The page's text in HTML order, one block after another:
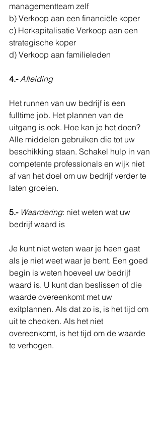
managementteam zelf
b) Verkoop aan een financiële koper
c) Herkapitalisatie Verkoop aan een
strategische koper
d) Verkoop aan familieleden
4.- Afleiding
Het runnen van uw bedrijf is een
fulltime job. Het plannen van de
uitgang is ook. Hoe kan je het doen?
Alle middelen gebruiken die tot uw
beschikking staan. Schakel hulp in van
competente professionals en wijk niet
af van het doel om uw bedrijf verder te
laten groeien.
5.- Waardering: niet weten wat uw
bedrijf waard is
Je kunt niet weten waar je heen gaat
als je niet weet waar je bent. Een goed
begin is weten hoeveel uw bedrijf
waard is. U kunt dan beslissen of die
waarde overeenkomt met uw
exitplannen. Als dat zo is, is het tijd om
uit te checken. Als het niet
overeenkomt, is het tijd om de waarde
te verhogen.